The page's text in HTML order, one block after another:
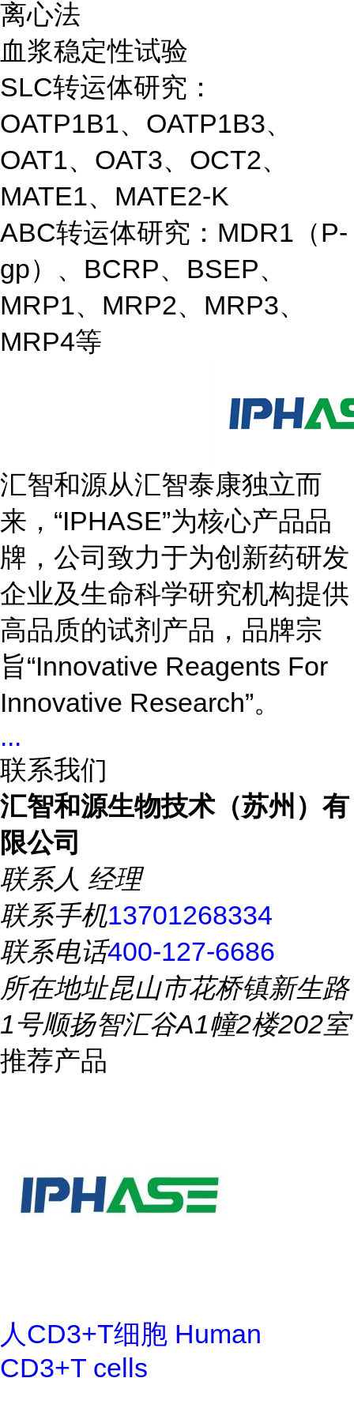
离心法
血浆稳定性试验
SLC转运体研究：
OATP1B1、OATP1B3、
OAT1、OAT3、OCT2、
MATE1、MATE2-K
ABC转运体研究：MDR1（P-
gp）、BCRP、BSEP、
MRP1、MRP2、MRP3、
MRP4等
汇智和源从汇智泰康独立而
来，“IPHASE”为核心产品品
牌，公司致力于为创新药研发
企业及生命科学研究机构提供
高品质的试剂产品，品牌宗
旨“Innovative Reagents For
Innovative Research”。
...
联系我们
汇智和源生物技术（苏州）有
限公司
联系人 经理
联系手机13701268334
联系电话400-127-6686
所在地址昆山市花桥镇新生路
1号顺扬智汇谷A1幢2楼202室
推荐产品
人CD3+T细胞 Human
CD3+T cells